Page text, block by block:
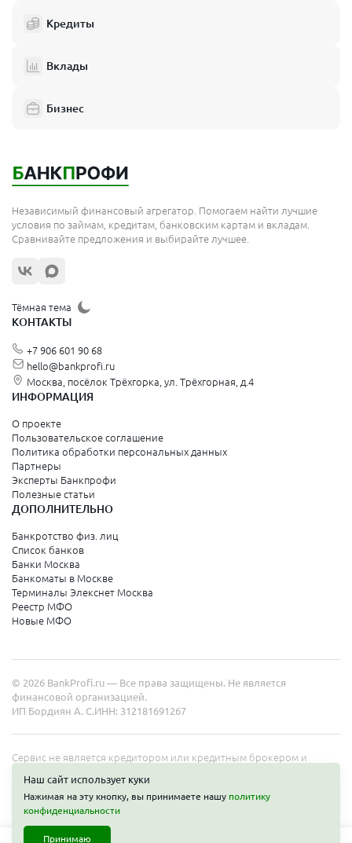
Кредиты
Вклады
Бизнес
Независимый финансовый агрегатор. Помогаем найти лучшие
условия по займам, кредитам, банковским картам и вкладам.
Сравнивайте предложения и выбирайте лучшее.
Тёмная тема
КОНТАКТЫ
+7 906 601 90 68
hello@bankprofi.ru
Москва, посёлок Трёхгорка, ул. Трёхгорная, д.4
ИНФОРМАЦИЯ
О проекте
Пользовательское соглашение
Политика обработки персональных данных
Партнеры
Эксперты Банкпрофи
Полезные статьи
ДОПОЛНИТЕЛЬНО
Банкротство физ. лиц
Список банков
Банки Москва
Банкоматы в Москве
Терминалы Элекснет Москва
Реестр МФО
Новые МФО
© 2026 BankProfi.ru — Все права защищены. Не является
финансовой организацией.
ИП Бордиян А. С.ИНН: 312181691267
Сервис не является кредитором или кредитным брокером и
на сайте не является публичной офертой. Полные условия услуг
уточняйте на сайте организаций.
Наш сайт использует куки
Нажимая на эту кнопку, вы принимаете нашу политику
конфиденциальности
Принимаю